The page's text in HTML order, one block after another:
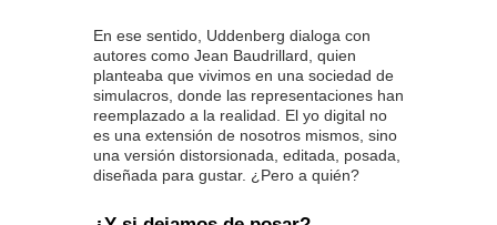
En ese sentido, Uddenberg dialoga con
autores como Jean Baudrillard, quien
planteaba que vivimos en una sociedad de
simulacros, donde las representaciones han
reemplazado a la realidad. El yo digital no
es una extensión de nosotros mismos, sino
una versión distorsionada, editada, posada,
diseñada para gustar. ¿Pero a quién?